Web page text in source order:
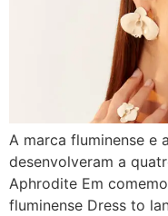
A marca fluminense e
desenvolveram a
Aphrodite Em
fluminense Dress to